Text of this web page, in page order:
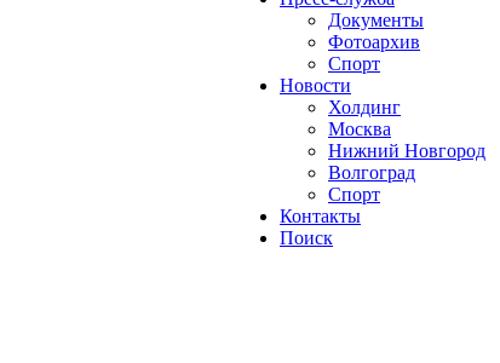
Документы
Фотоархив
Спорт
Новости
Холдинг
Москва
Нижний Новгород
Волгоград
Спорт
Контакты
Поиск